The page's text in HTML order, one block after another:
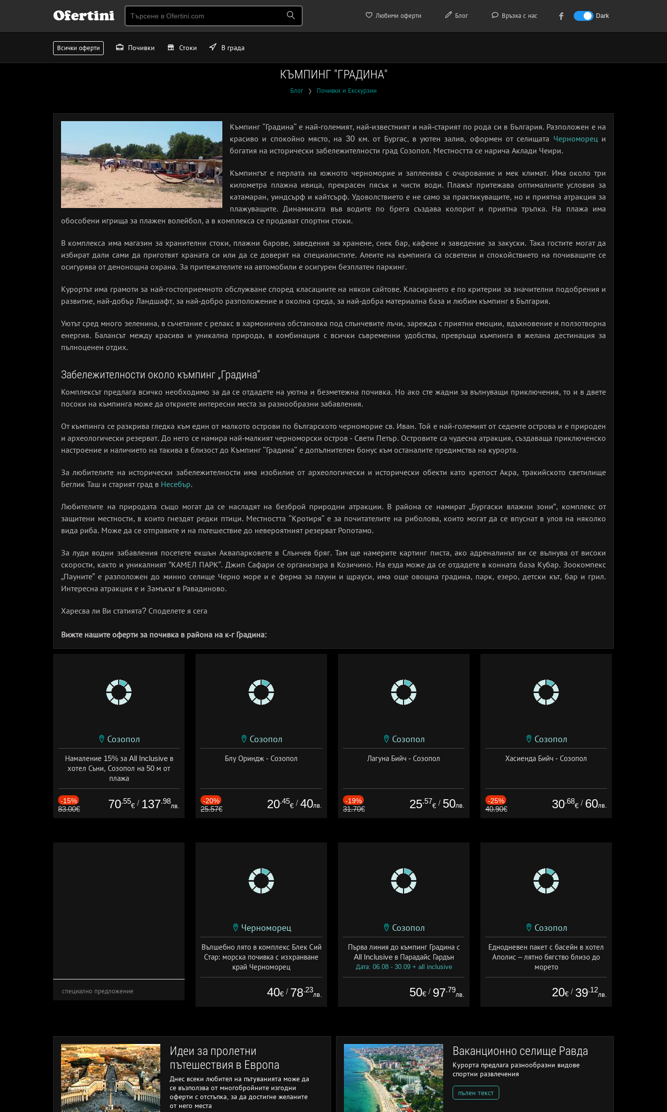
Любими оферти Блог Връзка с нас Dark
Ofertini
Всички оферти Почивки Стоки В града
КЪМПИНГ "ГРАДИНА"
Блог ❯ Почивки и Екскурзии
Къмпинг "Градина" е най-големият, най-известният и най-старият по рода си в България. Разположен е на
красиво и спокойно място, на 30 км. от Бургас, в уютен залив, оформен от селищата Черноморец и
богатия на исторически забележителности град Созопол. Местността се нарича Аклади Чеири.
Къмпингът е перлата на южното черноморие и запленява с очарование и мек климат. Има около три
километра плажна ивица, прекрасен пясък и чисти води. Плажът притежава оптималните условия за
катамаран, уиндсърф и кайтсърф. Удоволствието е не само за практикуващите, но и приятна атракция за
плажуващите. Динамиката във водите по брега създава колорит и приятна тръпка. На плажа има
обособени игрища за плажен волейбол, а в комплекса се продават спортни стоки.
В комплекса има магазин за хранителни стоки, плажни барове, заведения за хранене, снек бар, кафене и заведение за закуски. Така гостите могат да
избират дали сами да приготвят храната си или да се доверят на специалистите. Алеите на къмпинга са осветени и спокойствието на почиващите се
осигурява от денонощна охрана. За притежателите на автомобили е осигурен безплатен паркинг.
Курортът има грамоти за най-гостоприемното обслужване според класациите на някои сайтове. Класирането е по критерии за значителни подобрения и
развитие, най-добър Ландшафт, за най-добро разположение и околна среда, за най-добра материална база и любим къмпинг в България.
Уютът сред много зеленина, в съчетание с релакс в хармонична обстановка под слънчевите лъчи, зарежда с приятни емоции, вдъхновение и ползотворна
енергия. Балансът между красива и уникална природа, в комбинация с всички съвременни удобства, превръща къмпинга в желана дестинация за
пълноценен отдих.
Забележителности около къмпинг „Градина”
Комплексът предлага всичко необходимо за да се отдадете на уютна и безметежна почивка. Но ако сте жадни за вълнуващи приключения, то и в двете
посоки на къмпинга може да откриете интересни места за разнообразни забавления.
От къмпинга се разкрива гледка към един от малкото острови по българското черноморие св. Иван. Той е най-големият от седемте острова и е природен
и археологически резерват. До него се намира най-малкият черноморски остров - Свети Петър. Островите са чудесна атракция, създаваща приключенско
настроение и наличието на такива в близост до Къмпинг "Градина" е допълнителен бонус към останалите предимства на курорта.
За любителите на исторически забележителности има изобилие от археологически и исторически обекти като крепост Акра, тракийското светилище
Беглик Таш и старият град в Несебър.
Любителите на природата също могат да се насладят на безброй природни атракции. В района се намират „Бургаски влажни зони“, комплекс от
защитени местности, в които гнездят редки птици. Местността "Кротиря" е за почитателите на риболова, които могат да се впуснат в улов на няколко
вида риба. Може да се отправите и на пътешествие до невероятният резерват Ропотамо.
За луди водни забавления посетете екшън Аквапарковете в Слънчев бряг. Там ще намерите картинг писта, ако адреналинът ви се вълнува от високи
скорости, както и уникалният “КАМЕЛ ПАРК”. Джип Сафари се организира в Козичино. На езда може да се отдадете в конната база Кубар. Зоокомпекс
„Пауните” е разположен до минно селище Черно море и е ферма за пауни и щрауси, има още овощна градина, парк, езеро, детски кът, бар и грил.
Интересна атракция е и Замъкът в Равадиново.
Харесва ли Ви статията? Споделете я сега
Вижте нашите оферти за почивка в района на к-г Градина:
Созопол
Намаление 15% за All Inclusive в
хотел Съни, Созопол на 50 м от
плажа
Дата: 30.07 - 30.09 + all inclusive
-15%
83.00€ 70.55
€ / 137.98
лв.
Созопол
Блу Ориндж - Созопол
-20%
25.57€ 20.45
€ / 40лв.
Созопол
Лагуна Бийч - Созопол
-19%
31.70€ 25.57
€ / 50лв.
Созопол
Хасиенда Бийч - Созопол
-25%
40.90€ 30.68
€ / 60лв.
специално предложение
Черноморец
Вълшебно лято в комплекс Блек Сий
Стар: морска почивка с изхранване
край Черноморец
Дата: 01.06 - 14.09 + полупансион
40€ / 78.23
лв.
Созопол
Първа линия до къмпинг Градина с
All Inclusive в Парадайс Гардън
Дата: 06.08 - 30.09 + all inclusive
50€ / 97.79
лв.
Созопол
Еднодневен пакет с басейн в хотел
Аполис – лятно бягство близо до
морето
Дата: 01.06 - 15.09 + без храна
20€ / 39.12
лв.
Идеи за пролетни
пътешествия в Европа
Днес всеки любител на пътуванията може да
се възползва от многобройните изгодни
оферти с отстъпка, за да достигне желаните
от него места
Ваканционно селище Равда
Курорта предлага разнообразни видове
спортни развлечения
пълен текст